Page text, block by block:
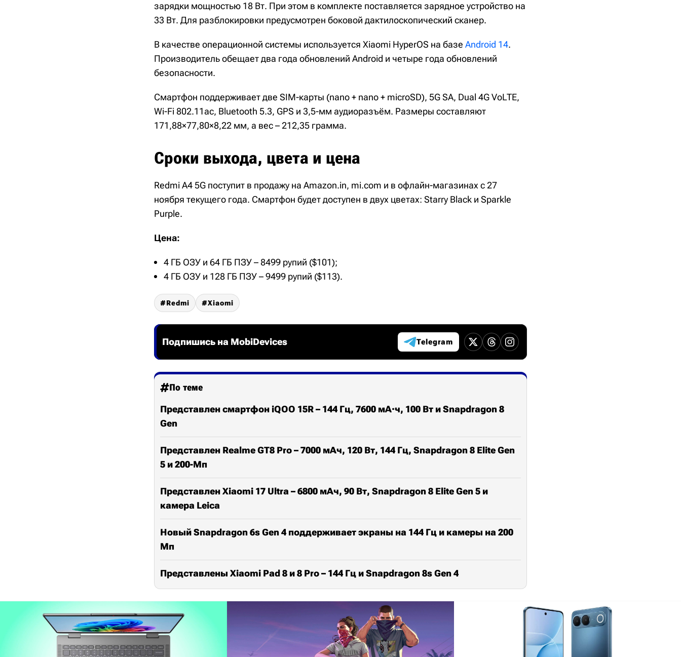
зарядки мощностью 18 Вт. При этом в комплекте поставляется зарядное устройство на
33 Вт. Для разблокировки предусмотрен боковой дактилоскопический сканер.
В качестве операционной системы используется Xiaomi HyperOS на базе Android 14.
Производитель обещает два года обновлений Android и четыре года обновлений
безопасности.
Смартфон поддерживает две SIM-карты (nano + nano + microSD), 5G SA, Dual 4G VoLTE,
Wi-Fi 802.11ac, Bluetooth 5.3, GPS и 3,5-мм аудиоразъём. Размеры составляют
171,88×77,80×8,22 мм, а вес – 212,35 грамма.
Сроки выхода, цвета и цена
Redmi A4 5G поступит в продажу на Amazon.in, mi.com и в офлайн-магазинах с 27
ноября текущего года. Смартфон будет доступен в двух цветах: Starry Black и Sparkle
Purple.
Цена:
4 ГБ ОЗУ и 64 ГБ ПЗУ – 8499 рупий ($101);
4 ГБ ОЗУ и 128 ГБ ПЗУ – 9499 рупий ($113).
Redmi Xiaomi
Подпишись на MobiDevices Telegram
По теме
Представлен смартфон iQOO 15R – 144 Гц, 7600 мА·ч, 100 Вт и Snapdragon 8
Gen
Представлен Realme GT8 Pro – 7000 мАч, 120 Вт, 144 Гц, Snapdragon 8 Elite Gen
5 и 200-Мп
Представлен Xiaomi 17 Ultra – 6800 мАч, 90 Вт, Snapdragon 8 Elite Gen 5 и
камера Leica
Новый Snapdragon 6s Gen 4 поддерживает экраны на 144 Гц и камеры на 200
Мп
Представлены Xiaomi Pad 8 и 8 Pro – 144 Гц и Snapdragon 8s Gen 4